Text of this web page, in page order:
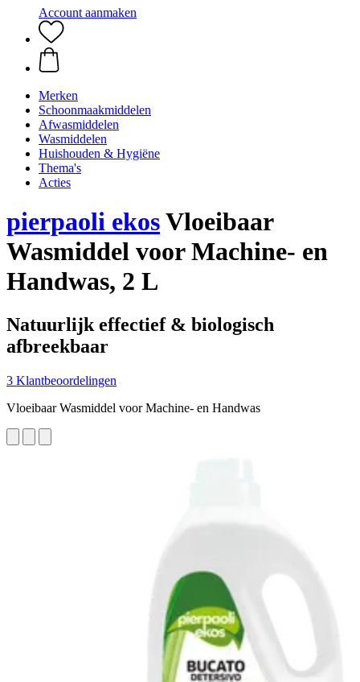
Account aanmaken
Merken
Schoonmaakmiddelen
Afwasmiddelen
Wasmiddelen
Huishouden & Hygiëne
Thema's
Acties
pierpaoli ekosVloeibaar
Wasmiddel voor Machine- en
Handwas, 2 L
Natuurlijk effectief & biologisch
afbreekbaar
3 Klantbeoordelingen
Vloeibaar Wasmiddel voor Machine- en Handwas